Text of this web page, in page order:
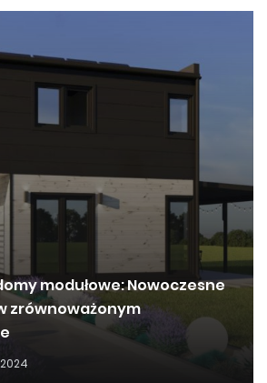
modułowe: Nowoczesne
zrównoważonym